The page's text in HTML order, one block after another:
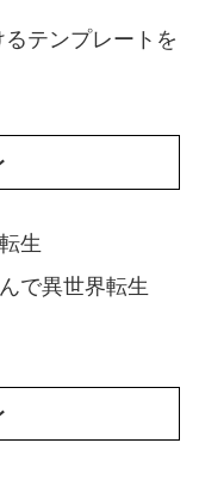
テンプレートを
生
で異世界転生